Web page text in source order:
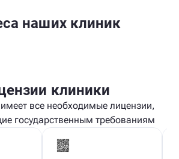
наших клиник
клиники
все необходимые лицензии,
государственным требованиям